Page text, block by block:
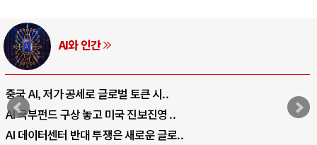
AI와 인간
중국 AI, 저가 공세로 글로벌 토큰 시..
AI 국부펀드 구상 놓고 미국 진보진영 ..
AI 데이터센터 반대 투쟁은 새로운 글로..